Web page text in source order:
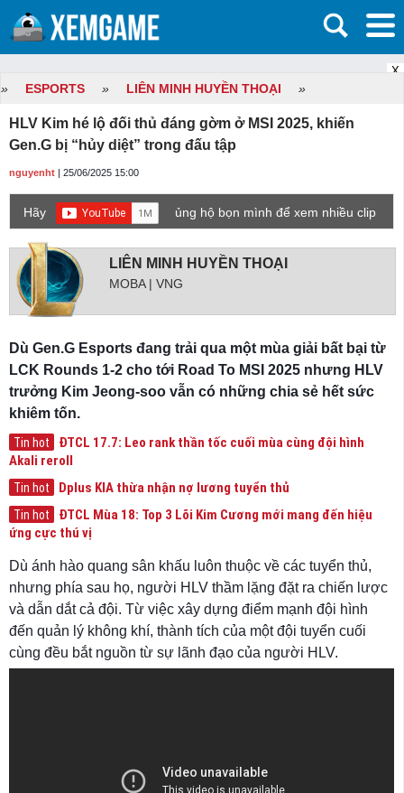
X
» ESPORTS » LIÊN MINH HUYỀN THOẠI »
HLV Kim hé lộ đối thủ đáng gờm ở MSI 2025, khiến
Gen.G bị “hủy diệt” trong đấu tập
nguyenht | 25/06/2025 15:00
Hãy
ủng hộ bọn mình để xem nhiều clip
LIÊN MINH HUYỀN THOẠI
MOBA | VNG
Dù Gen.G Esports đang trải qua một mùa giải bất bại từ
LCK Rounds 1-2 cho tới Road To MSI 2025 nhưng HLV
trưởng Kim Jeong-soo vẫn có những chia sẻ hết sức
khiêm tốn.
Tin hot
ĐTCL 17.7: Leo rank thần tốc cuối mùa cùng đội hình
Akali reroll
Tin hot Dplus KIA thừa nhận nợ lương tuyển thủ
Tin hot
ĐTCL Mùa 18: Top 3 Lõi Kim Cương mới mang đến hiệu
ứng cực thú vị
Dù ánh hào quang sân khấu luôn thuộc về các tuyển thủ,
nhưng phía sau họ, người HLV thầm lặng đặt ra chiến lược
và dẫn dắt cả đội. Từ việc xây dựng điểm mạnh đội hình
đến quản lý không khí, thành tích của một đội tuyển cuối
cùng đều bắt nguồn từ sự lãnh đạo của người HLV.